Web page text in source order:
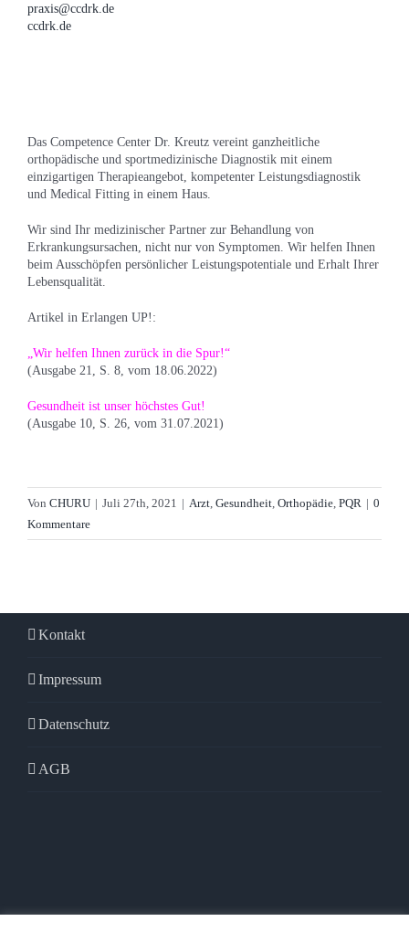
praxis@ccdrk.de
ccdrk.de
Das Competence Center Dr. Kreutz vereint ganzheitliche
orthopädische und sportmedizinische Diagnostik mit einem
einzigartigen Therapieangebot, kompetenter Leistungsdiagnostik
und Medical Fitting in einem Haus.
Wir sind Ihr medizinischer Partner zur Behandlung von
Erkrankungsursachen, nicht nur von Symptomen. Wir helfen Ihnen
beim Ausschöpfen persönlicher Leistungspotentiale und Erhalt Ihrer
Lebensqualität.
Artikel in Erlangen UP!:
„Wir helfen Ihnen zurück in die Spur!“
(Ausgabe 21, S. 8, vom 18.06.2022)
Gesundheit ist unser höchstes Gut!
(Ausgabe 10, S. 26, vom 31.07.2021)
Von CHURU | Juli 27th, 2021 | Arzt, Gesundheit, Orthopädie, PQR | 0
Kommentare
Kontakt
Impressum
Datenschutz
AGB